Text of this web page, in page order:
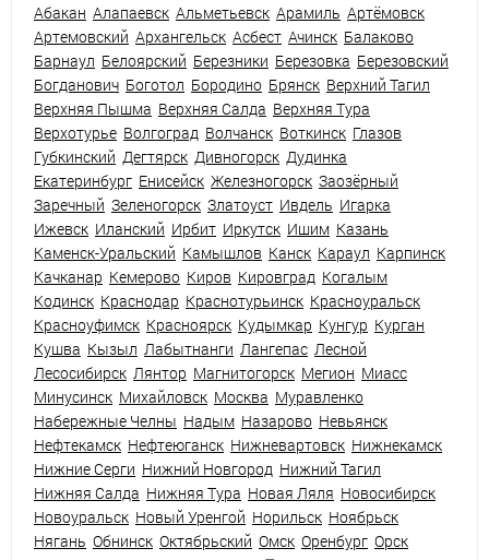
Абакан Алапаевск Альметьевск Арамиль Артёмовск
Артемовский Архангельск Асбест Ачинск Балаково
Барнаул Белоярский Березники Березовка Березовский
Богданович Боготол Бородино Брянск Верхний Тагил
Верхняя Пышма Верхняя Салда Верхняя Тура
Верхотурье Волгоград Волчанск Воткинск Глазов
Губкинский Дегтярск Дивногорск Дудинка
Екатеринбург Енисейск Железногорск Заозёрный
Заречный Зеленогорск Златоуст Ивдель Игарка
Ижевск Иланский Ирбит Иркутск Ишим Казань
Каменск-Уральский Камышлов Канск Караул Карпинск
Качканар Кемерово Киров Кировград Когалым
Кодинск Краснодар Краснотурьинск Красноуральск
Красноуфимск Красноярск Кудымкар Кунгур Курган
Кушва Кызыл Лабытнанги Лангепас Лесной
Лесосибирск Лянтор Магнитогорск Мегион Миасс
Минусинск Михайловск Москва Муравленко
Набережные Челны Надым Назарово Невьянск
Нефтекамск Нефтеюганск Нижневартовск Нижнекамск
Нижние Серги Нижний Новгород Нижний Тагил
Нижняя Салда Нижняя Тура Новая Ляля Новосибирск
Новоуральск Новый Уренгой Норильск Ноябрьск
Нягань Обнинск Октябрьский Омск Оренбург Орск